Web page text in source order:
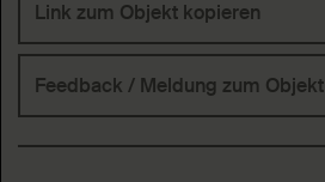
Link zum Objekt kopieren
Feedback / Meldung zum Objekt